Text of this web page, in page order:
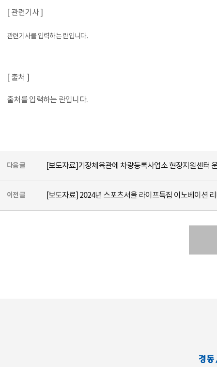
[ 관련기사 ]
관련기사를 입력하는 란입니다.
[ 출처 ]
출처를 입력하는 란입니다.
다음 글 [보도자료]기장체육관에 차량등록사업소 현장지원센터
이전 글 [보도자료] 2024년 스포츠서울 라이프특집 이노베이션